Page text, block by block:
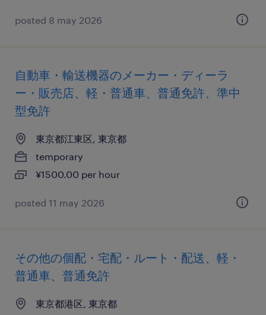
posted 8 may 2026
自動車・輸送機器のメーカー・ディーラ
ー・販売店、軽・普通車、普通免許、準中
型免許
東京都江東区, 東京都
temporary
¥1500.00 per hour
posted 11 may 2026
その他の個配・宅配・ルート・配送、軽・
普通車、普通免許
東京都港区, 東京都